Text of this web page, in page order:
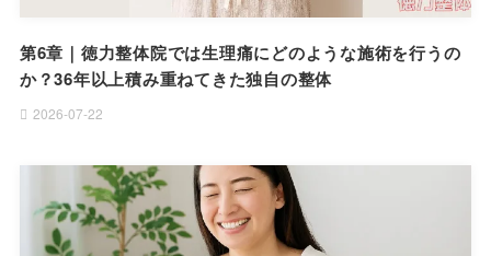
第6章｜徳力整体院では生理痛にどのような施術を行うの
か？36年以上積み重ねてきた独自の整体
2026-07-22